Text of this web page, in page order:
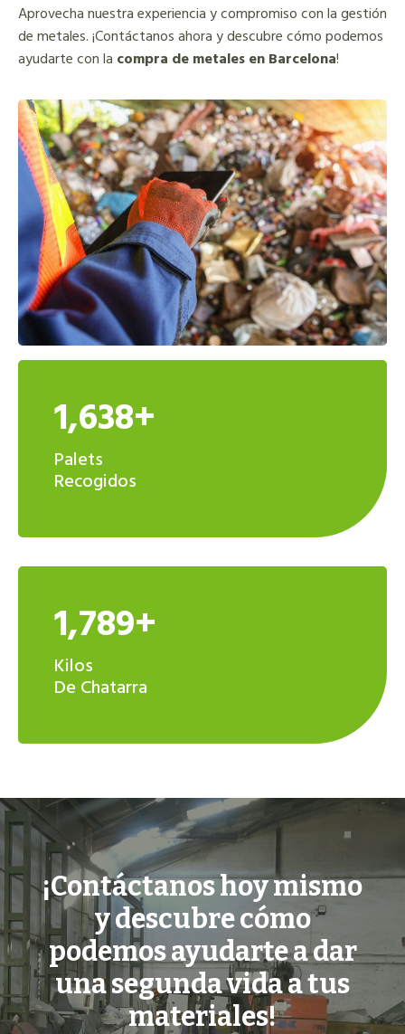
Aprovecha nuestra experiencia y compromiso con la gestión
de metales. ¡Contáctanos ahora y descubre cómo podemos
ayudarte con la compra de metales en Barcelona!
1,638+
Palets
Recogidos
1,789+
Kilos
De Chatarra
¡Contáctanos hoy mismo
y descubre cómo
podemos ayudarte a dar
una segunda vida a tus
materiales!